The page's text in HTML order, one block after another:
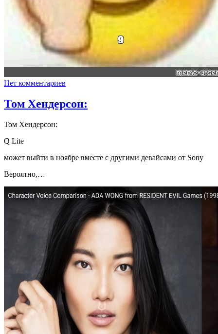
Нет комментариев
Том Хендерсон:
Том Хендерсон:
Q Lite
может выйти в ноябре вместе с другими девайсами от Sony
Вероятно,…